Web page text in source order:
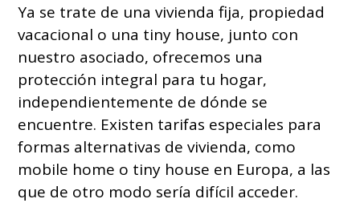
Ya se trate de una vivienda fija, propiedad
vacacional o una tiny house, junto con
nuestro asociado, ofrecemos una
protección integral para tu hogar,
independientemente de dónde se
encuentre. Existen tarifas especiales para
formas alternativas de vivienda, como
mobile home o tiny house en Europa, a las
que de otro modo sería difícil acceder.